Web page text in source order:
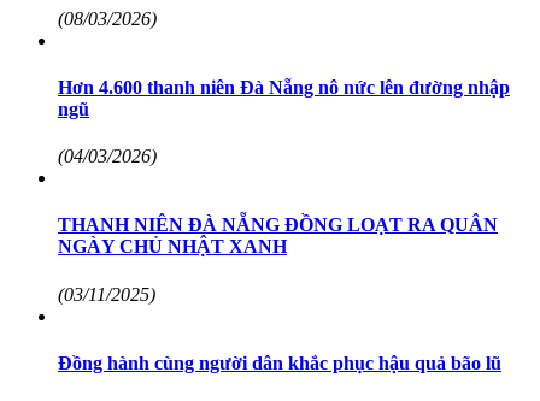
(08/03/2026)
Hơn 4.600 thanh niên Đà Nẵng nô nức lên đường nhập
ngũ
(04/03/2026)
THANH NIÊN ĐÀ NẴNG ĐỒNG LOẠT RA QUÂN
NGÀY CHỦ NHẬT XANH
(03/11/2025)
Đồng hành cùng người dân khắc phục hậu quả bão lũ